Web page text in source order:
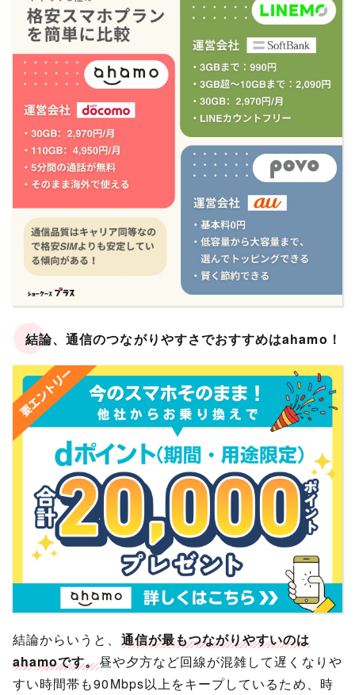
結論、通信のつながりやすさでおすすめはahamo！
結論からいうと、 通信が最もつながりやすいのは
ahamoです。昼や夕方など回線が混雑して遅くなりや
すい時間帯も90Mbps以上をキープしているため、時